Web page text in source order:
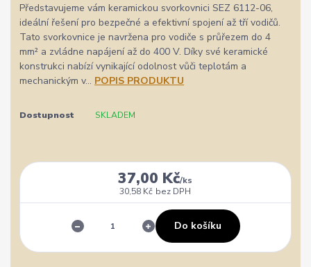
Představujeme vám keramickou svorkovnici SEZ 6112-06,
ideální řešení pro bezpečné a efektivní spojení až tří vodičů.
Tato svorkovnice je navržena pro vodiče s průřezem do 4
mm² a zvládne napájení až do 400 V. Díky své keramické
konstrukci nabízí vynikající odolnost vůči teplotám a
mechanickým v... POPIS PRODUKTU
Dostupnost SKLADEM
37,00 Kč/ks
30,58 Kč bez DPH
Do košíku